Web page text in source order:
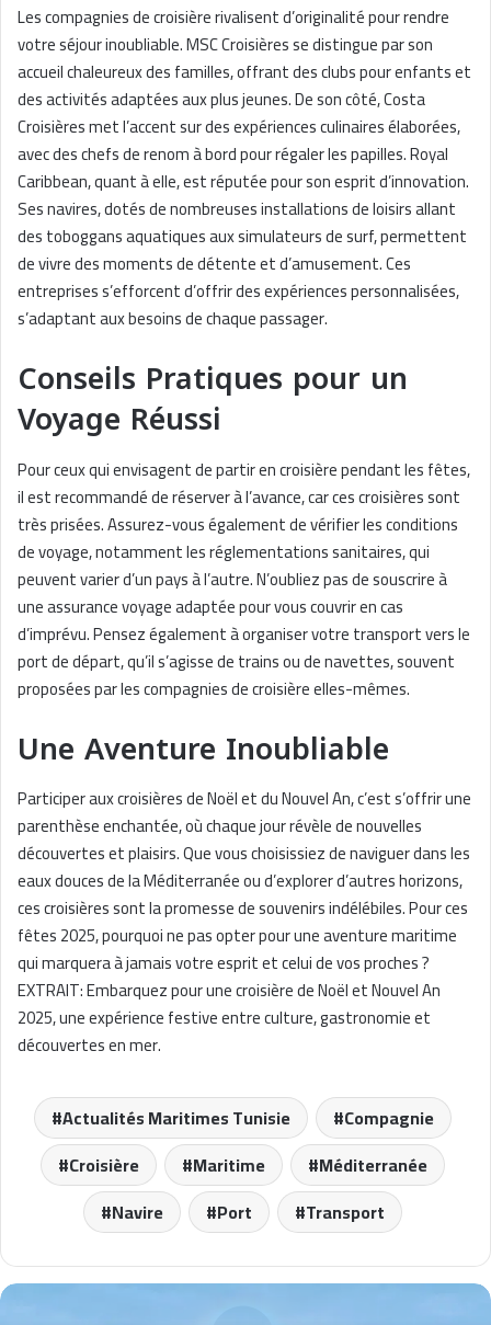
Les compagnies de croisière rivalisent d’originalité pour rendre
votre séjour inoubliable. MSC Croisières se distingue par son
accueil chaleureux des familles, offrant des clubs pour enfants et
des activités adaptées aux plus jeunes. De son côté, Costa
Croisières met l’accent sur des expériences culinaires élaborées,
avec des chefs de renom à bord pour régaler les papilles. Royal
Caribbean, quant à elle, est réputée pour son esprit d’innovation.
Ses navires, dotés de nombreuses installations de loisirs allant
des toboggans aquatiques aux simulateurs de surf, permettent
de vivre des moments de détente et d’amusement. Ces
entreprises s’efforcent d’offrir des expériences personnalisées,
s’adaptant aux besoins de chaque passager.
Conseils Pratiques pour un
Voyage Réussi
Pour ceux qui envisagent de partir en croisière pendant les fêtes,
il est recommandé de réserver à l’avance, car ces croisières sont
très prisées. Assurez-vous également de vérifier les conditions
de voyage, notamment les réglementations sanitaires, qui
peuvent varier d’un pays à l’autre. N’oubliez pas de souscrire à
une assurance voyage adaptée pour vous couvrir en cas
d’imprévu. Pensez également à organiser votre transport vers le
port de départ, qu’il s’agisse de trains ou de navettes, souvent
proposées par les compagnies de croisière elles-mêmes.
Une Aventure Inoubliable
Participer aux croisières de Noël et du Nouvel An, c’est s’offrir une
parenthèse enchantée, où chaque jour révèle de nouvelles
découvertes et plaisirs. Que vous choisissiez de naviguer dans les
eaux douces de la Méditerranée ou d’explorer d’autres horizons,
ces croisières sont la promesse de souvenirs indélébiles. Pour ces
fêtes 2025, pourquoi ne pas opter pour une aventure maritime
qui marquera à jamais votre esprit et celui de vos proches ?
EXTRAIT: Embarquez pour une croisière de Noël et Nouvel An
2025, une expérience festive entre culture, gastronomie et
découvertes en mer.
Actualités Maritimes Tunisie
Compagnie
Croisière
Maritime
Méditerranée
Navire
Port Transport